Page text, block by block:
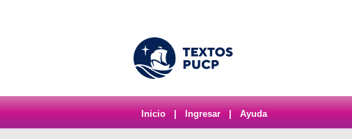
Inicio Ingresar Ayuda